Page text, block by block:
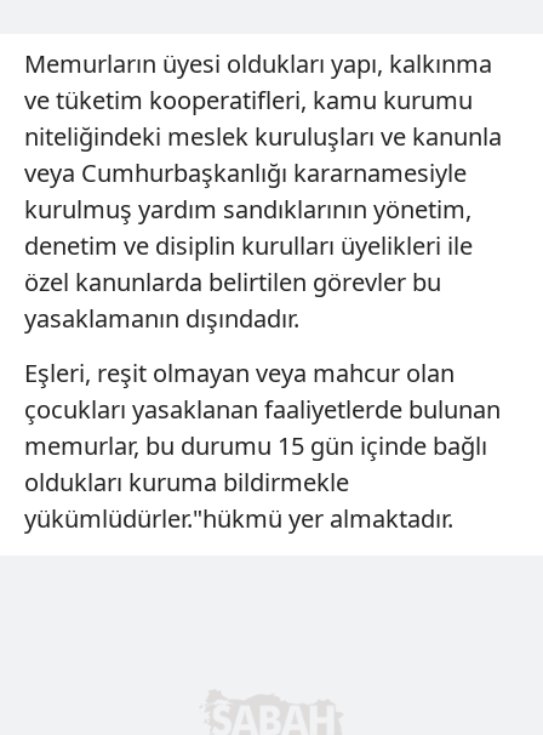
Memurların üyesi oldukları yapı, kalkınma
ve tüketim kooperatifleri, kamu kurumu
niteliğindeki meslek kuruluşları ve kanunla
veya Cumhurbaşkanlığı kararnamesiyle
kurulmuş yardım sandıklarının yönetim,
denetim ve disiplin kurulları üyelikleri ile
özel kanunlarda belirtilen görevler bu
yasaklamanın dışındadır.
Eşleri, reşit olmayan veya mahcur olan
çocukları yasaklanan faaliyetlerde bulunan
memurlar, bu durumu 15 gün içinde bağlı
oldukları kuruma bildirmekle
yükümlüdürler."hükmü yer almaktadır.